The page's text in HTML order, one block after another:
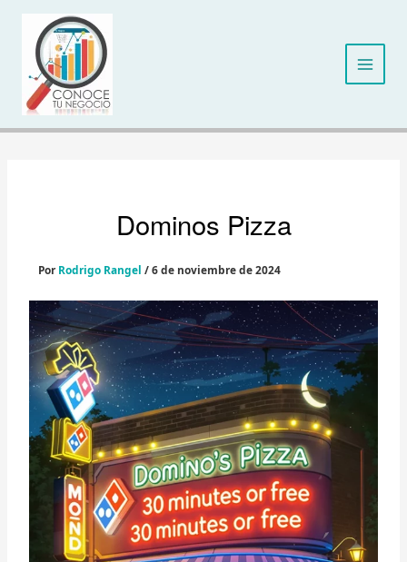
contenido
Dominos Pizza
Por Rodrigo Rangel /6 de noviembre de 2024